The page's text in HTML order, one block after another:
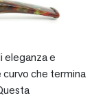
eleganza e
che termina